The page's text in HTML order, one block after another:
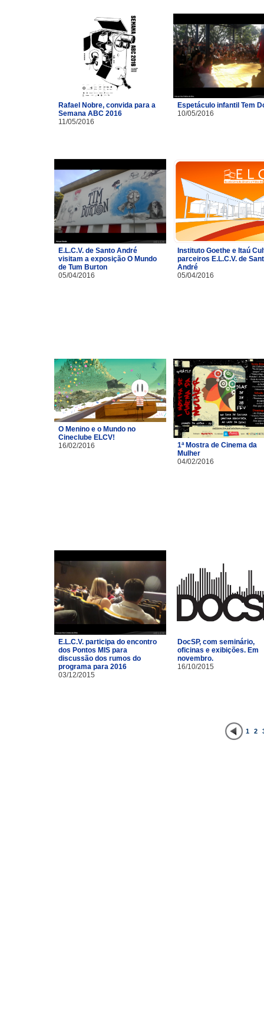
Rafael Nobre, convida para a
Semana ABC 2016
11/05/2016
Espetáculo infantil Tem
10/05/2016
E.L.C.V. de Santo André
visitam a exposição O Mundo
de Tum Burton
05/04/2016
Instituto Goethe e Itaú
parceiros E.L.C.V. de
André
05/04/2016
O Menino e o Mundo no
Cineclube ELCV!
16/02/2016
1ª Mostra de Cinema da
Mulher
04/02/2016
E.L.C.V. participa do encontro
dos Pontos MIS para
discussão dos rumos do
programa para 2016
03/12/2015
DocSP, com seminário,
oficinas e exibições. Em
novembro.
16/10/2015
1 2